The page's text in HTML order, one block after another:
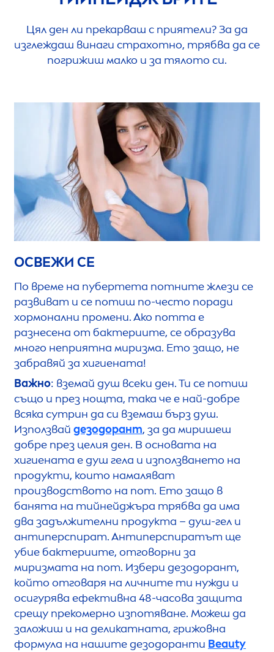
Цял ден ли прекарваш с приятели? За да
изглеждаш винаги страхотно, трябва да се
погрижиш малко и за тялото си.
ОСВЕЖИ СЕ
По време на пубертета потните жлези се
развиват и се потиш по-често поради
хормонални промени. Ако потта е
разнесена от бактериите, се образува
много неприятна миризма. Ето защо, не
забравяй за хигиената!
Важно: вземай душ всеки ден. Ти се потиш
също и през нощта, така че е най-добре
всяка сутрин да си вземаш бърз душ.
Използвай дезодорант, за да миришеш
добре през целия ден. В основата на
хигиената е душ гела и използването на
продукти, които намаляват
производството на пот. Ето защо в
банята на тийнейджъра трябва да има
два задължителни продукта – душ-гел и
антиперспират. Антиперспиратът ще
убие бактериите, отговорни за
миризмата на пот. Избери дезодорант,
който отговаря на личните ти нужди и
осигурява ефективна 48-часова защита
срещу прекомерно изпотяване. Можеш да
заложиш и на деликатната, грижовна
формула на нашите дезодоранти Beauty